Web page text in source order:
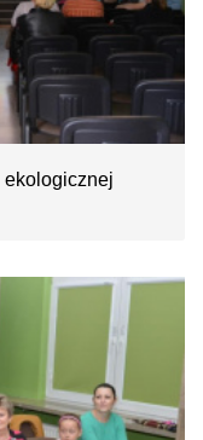
ekologicznej